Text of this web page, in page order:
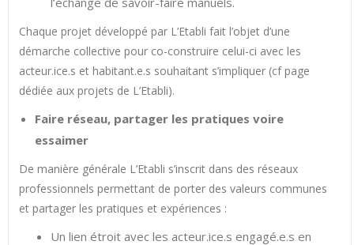
Chaque projet développé par L’Etabli fait l’objet d’une
démarche collective pour co-construire celui-ci avec les
acteur.ice.s et habitant.e.s souhaitant s’impliquer (cf page
dédiée aux projets de L’Etabli).
Faire réseau, partager les pratiques voire
essaimer
De manière générale L’Etabli s’inscrit dans des réseaux
professionnels permettant de porter des valeurs communes
et partager les pratiques et expériences :
Un lien étroit avec les acteur.ice.s engagé.e.s en